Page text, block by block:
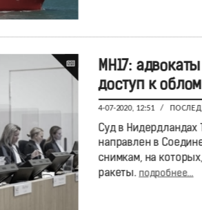
MH17:
доступ к
4-07-2020, 12:51 /
Суд в
направлен в
снимкам, на
ракеты. подробнее...